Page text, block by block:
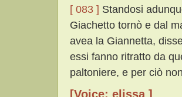
[ 083 ] Standosi
Giachetto tornò e dal
avea la Giannetta,
essi fanno ritratto da
paltoniere, e per ciò
[Voice: elissa ]